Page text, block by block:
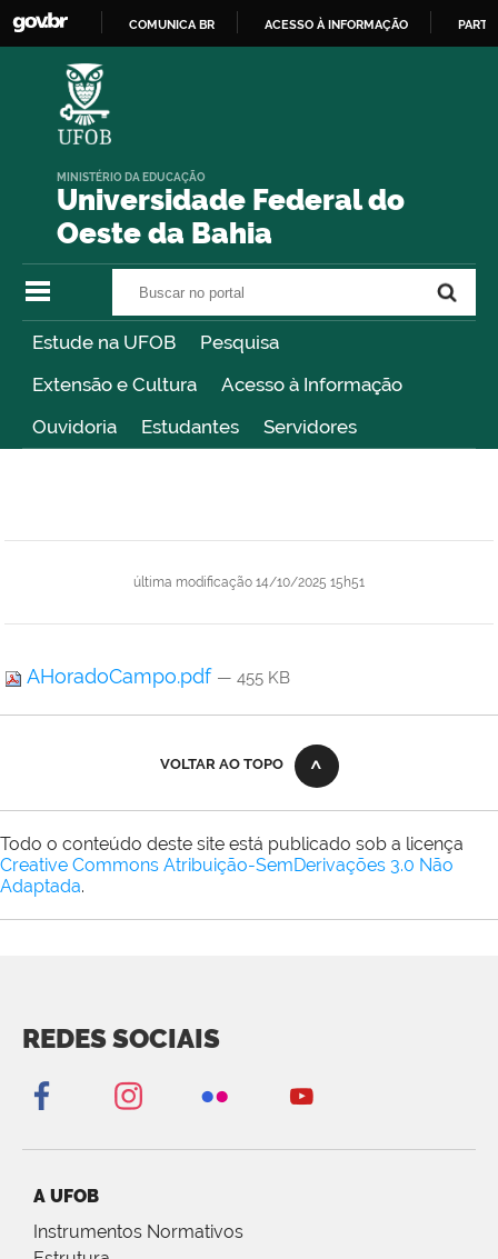
COMUNICA BR ACESSO À INFORMAÇÃO
Universidade Federal do
Oeste da Bahia
MINISTÉRIO DA EDUCAÇÃO
Estude na UFOB
Pesquisa
Extensão e Cultura
Acesso à Informação
Ouvidoria
Estudantes Servidores
última modificação 14/10/2025 15h51
AHoradoCampo.pdf — 455 KB
VOLTAR AO TOPO
Todo o conteúdo deste site está publicado sob a licença
Creative Commons Atribuição-SemDerivações 3.0 Não
Adaptada.
REDES SOCIAIS
A UFOB
Instrumentos Normativos